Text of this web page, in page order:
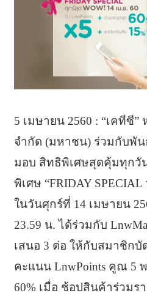
5 เมษายน 2560 : “เคทีซี
จำกัด (มหาชน) ร่วมกับพั
มอบ สิทธิพิเศษสุดคุ้มทุกวั
พิเศษ “FRIDAY
ในวันศุกร์ที่ 14 เมษายน
23.59 น. ได้ร่วมกับ
เสนอ 3 ต่อ ให้กับสมาชิกบั
คะแนน LnwPoints คูณ 5
60% เมื่อ ช้อปสินค้าร่วมร